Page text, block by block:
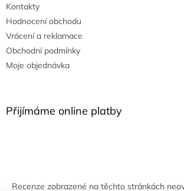
Kontakty
Hodnocení obchodu
Vrácení a reklamace
Obchodní podmínky
Moje objednávka
Přijímáme online platby
Recenze zobrazené na těchto stránkách